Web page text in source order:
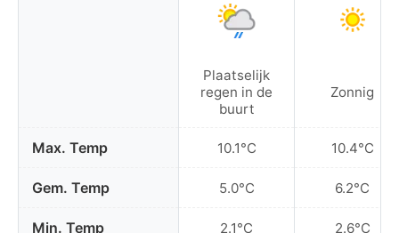
Max. Temp
Gem. Temp
Min. Temp
Plaatselijk
regen in de
buurt
10.1°C
5.0°C
2.1°C
Zonnig
10.4°C
6.2°C
2.6°C